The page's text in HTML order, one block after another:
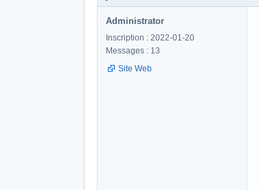
Administrator
Inscription : 2022-01-20
Messages : 13
Site Web